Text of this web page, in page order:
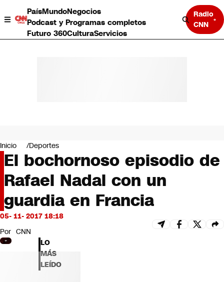
PaísMundoNegocios
Podcast y Programas completos
Futuro 360CulturaServicios
Radio
CNN
Negocios
Deportes
Programas completos
Cultura
Servicios
Bits
CNN Data
CNN tiempo
Futuro 360
Opinión
Inicio Deportes
El bochornoso episodio de
Rafael Nadal con un
guardia en Francia
05- 11- 2017 18:18
Por CNN
LO
MÁS
LEÍDO